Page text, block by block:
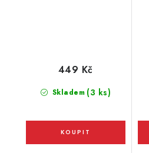
Skladem (3 ks)
449 Kč